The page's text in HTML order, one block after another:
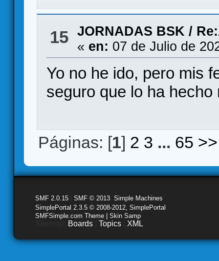
15 JORNADAS BSK /
« en: 07 de Julio de
Yo no he ido, pero mis
seguro que lo ha hecho
Páginas: [1] 2 3 ... 65 >>
SMF 2.0.15 SMF © 2013 Simple Machines
SimplePortal 2.3.5 © 2008-2012, SimplePortal
SMFSimple.com Theme | Skin Samp
Boards Topics XML